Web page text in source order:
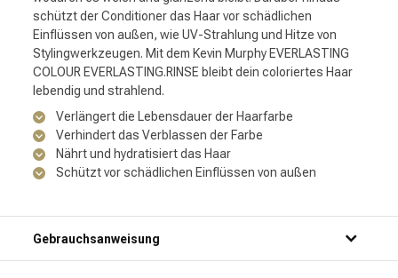
schützt der Conditioner das Haar vor schädlichen
Einflüssen von außen, wie UV-Strahlung und Hitze von
Stylingwerkzeugen. Mit dem Kevin Murphy EVERLASTING
COLOUR EVERLASTING.RINSE bleibt dein coloriertes Haar
lebendig und strahlend.
Verlängert die Lebensdauer der Haarfarbe
Verhindert das Verblassen der Farbe
Nährt und hydratisiert das Haar
Schützt vor schädlichen Einflüssen von außen
Gebrauchsanweisung